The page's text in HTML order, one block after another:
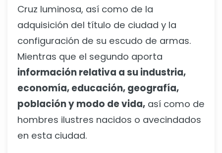
Cruz luminosa, así como de la
adquisición del título de ciudad y la
configuración de su escudo de armas.
Mientras que el segundo aporta
información relativa a su industria,
economía, educación, geografía,
población y modo de vida, así como de
hombres ilustres nacidos o avecindados
en esta ciudad.